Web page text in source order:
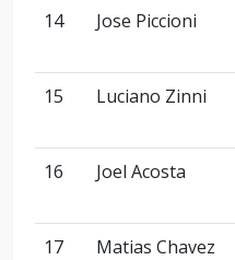
14 Jose Piccioni
15 Luciano Zinni
16 Joel Acosta
17 Matias Chavez